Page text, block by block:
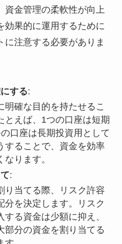
資金管理の柔軟性が向上
効果的に運用するために
に注意する必要がありま
する:
明確な目的を持たせるこ
とえば、1つの口座は短期
口座は長期投資用として
することで、資金を効率
ります。
:
り当てる際、リスク許容
分を決定します。リスク
る資金は少額に抑え、
部分の資金を割り当てる